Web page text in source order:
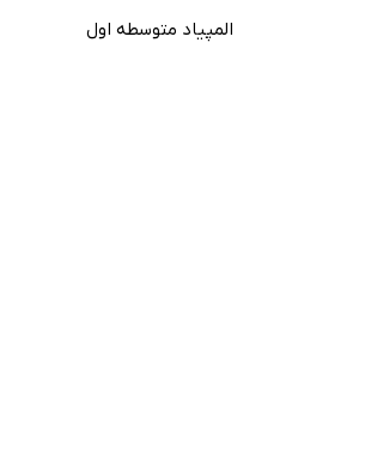
المپیاد متوسطه اول